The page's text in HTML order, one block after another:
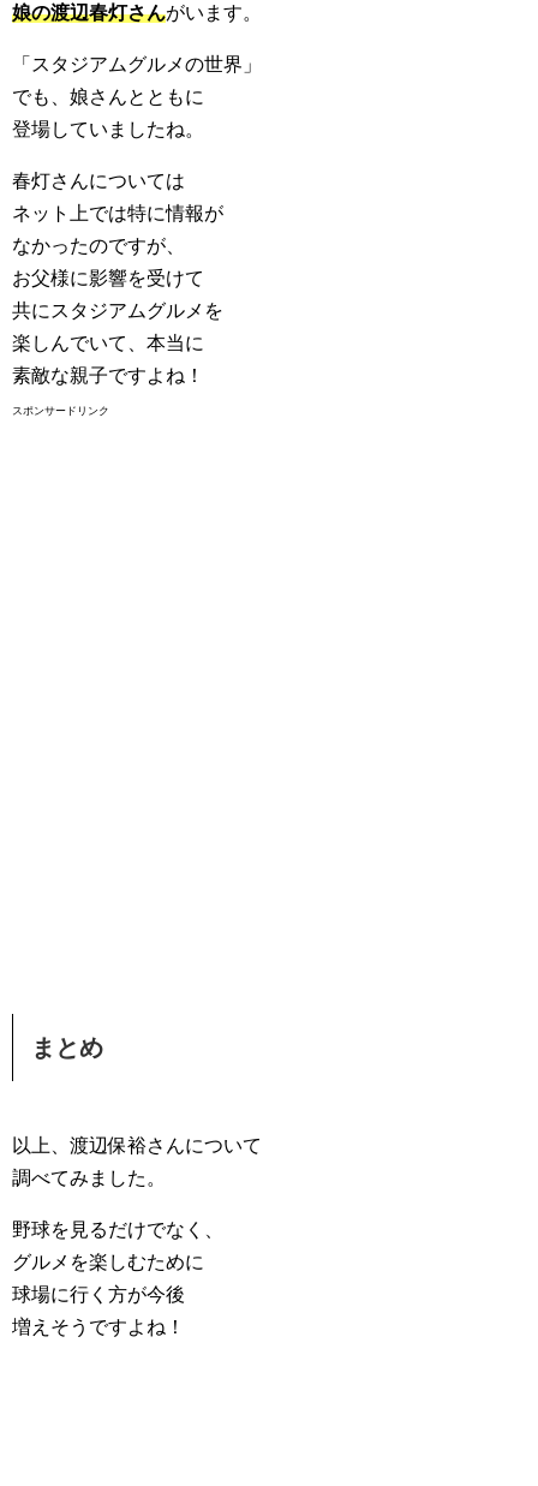
娘の渡辺春灯さんがいます。
「スタジアムグルメの世界」
でも、娘さんとともに
登場していましたね。
春灯さんについては
ネット上では特に情報が
なかったのですが、
お父様に影響を受けて
共にスタジアムグルメを
楽しんでいて、本当に
素敵な親子ですよね！
スポンサードリンク
まとめ
以上、渡辺保裕さんについて
調べてみました。
野球を見るだけでなく、
グルメを楽しむために
球場に行く方が今後
増えそうですよね！